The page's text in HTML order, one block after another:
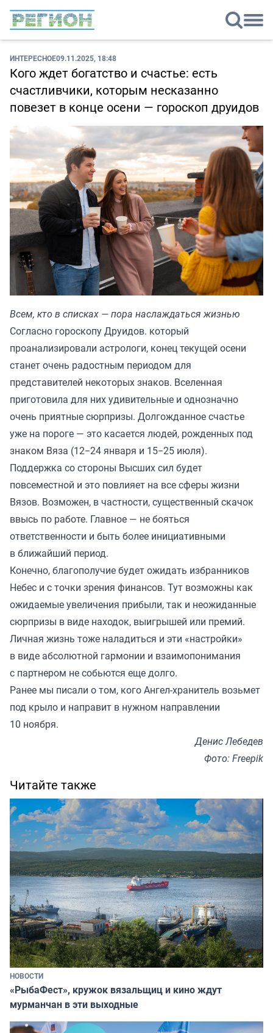
ИНТЕРЕСНОЕ09.11.2025, 18:48
Кого ждет богатство и счастье: есть
счастливчики, которым несказанно
повезет в конце осени — гороскоп друидов
Всем, кто в списках — пора наслаждаться жизнью
Согласно гороскопу Друидов. который
проанализировали астрологи, конец текущей осени
станет очень радостным периодом для
представителей некоторых знаков. Вселенная
приготовила для них удивительные и однозначно
очень приятные сюрпризы. Долгожданное счастье
уже на пороге — это касается людей, рожденных под
знаком Вяза (12−24 января и 15−25 июля).
Поддержка со стороны Высших сил будет
повсеместной и это повлияет на все сферы жизни
Вязов. Возможен, в частности, существенный скачок
ввысь по работе. Главное — не бояться
ответственности и быть более инициативными
в ближайший период.
Конечно, благополучие будет ожидать избранников
Небес и с точки зрения финансов. Тут возможны как
ожидаемые увеличения прибыли, так и неожиданные
сюрпризы в виде находок, выигрышей или премий.
Личная жизнь тоже наладиться и эти «настройки»
в виде абсолютной гармонии и взаимопонимания
с партнером не собьются еще долго.
Ранее мы писали о том, кого Ангел-хранитель возьмет
под крыло и направит в нужном направлении
10 ноября.
Денис Лебедев
Фото: Freepik
Читайте также
НОВОСТИ
«РыбаФест», кружок вязальщиц и кино ждут
мурманчан в эти выходные